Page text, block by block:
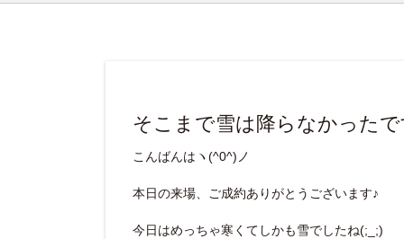
そこまで雪は降らなかったで
こんばんはヽ(^0^)ノ
本日の来場、ご成約ありがとうございます♪
今日はめっちゃ寒くてしかも雪でしたね(;_;)